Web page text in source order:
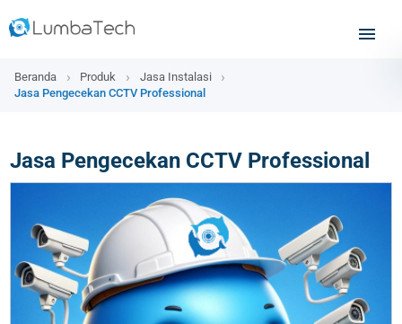
Beranda Produk
Jasa Instalasi
Jasa Pengecekan CCTV Professional
Jasa Pengecekan CCTV Professional